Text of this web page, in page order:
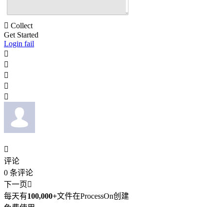
 Collect
Get Started
Login fail






评论
0 条评论
下一页
每天有100,000+文件在ProcessOn创建